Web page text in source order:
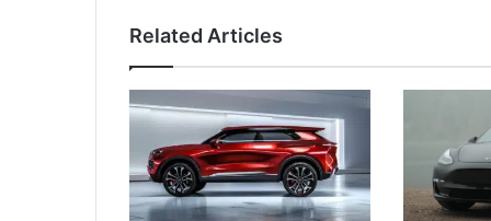
1
6
г
о
н
е
Related Articles